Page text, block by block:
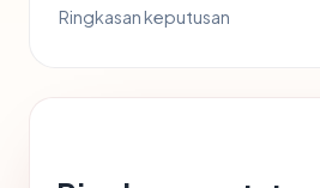
Ringkasan keputusan